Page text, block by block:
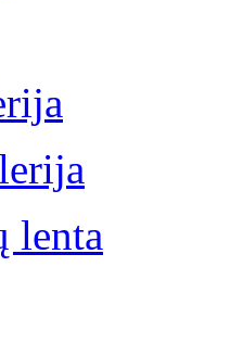
lenta